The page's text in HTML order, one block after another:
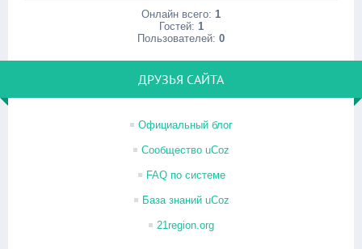
Онлайн всего: 1
Гостей: 1
Пользователей: 0
ДРУЗЬЯ САЙТА
Официальный блог
Сообщество uCoz
FAQ по системе
База знаний uCoz
21region.org